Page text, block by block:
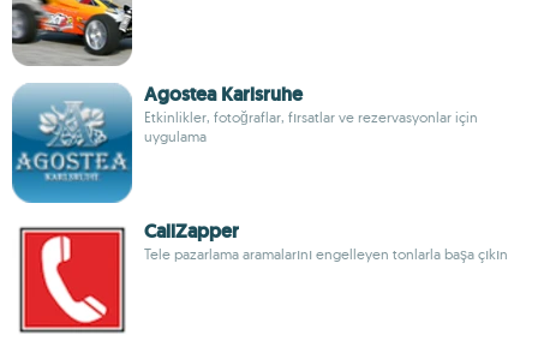
Agostea Karlsruhe
Etkinlikler, fotoğraflar, fırsatlar ve rezervasyonlar için
uygulama
CallZapper
Tele pazarlama aramalarını engelleyen tonlarla başa çıkın